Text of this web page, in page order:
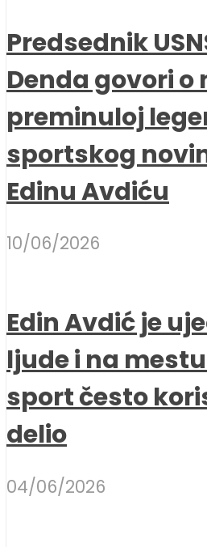
Predsednik
Denda govori o
preminuloj
sportskog
Edinu Avdiću
10/06/2026
Edin Avdić je
ljude i na
sport često
delio
04/06/2026